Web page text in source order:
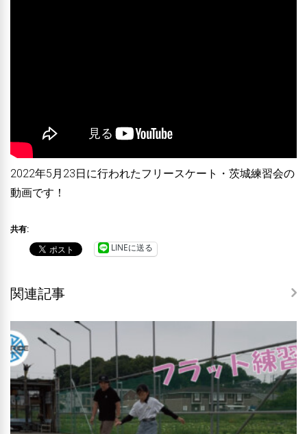
2022年5月23日に行われたフリースケート・茨城練習会の
動画です！
共有:
LINEに送る
関連記事